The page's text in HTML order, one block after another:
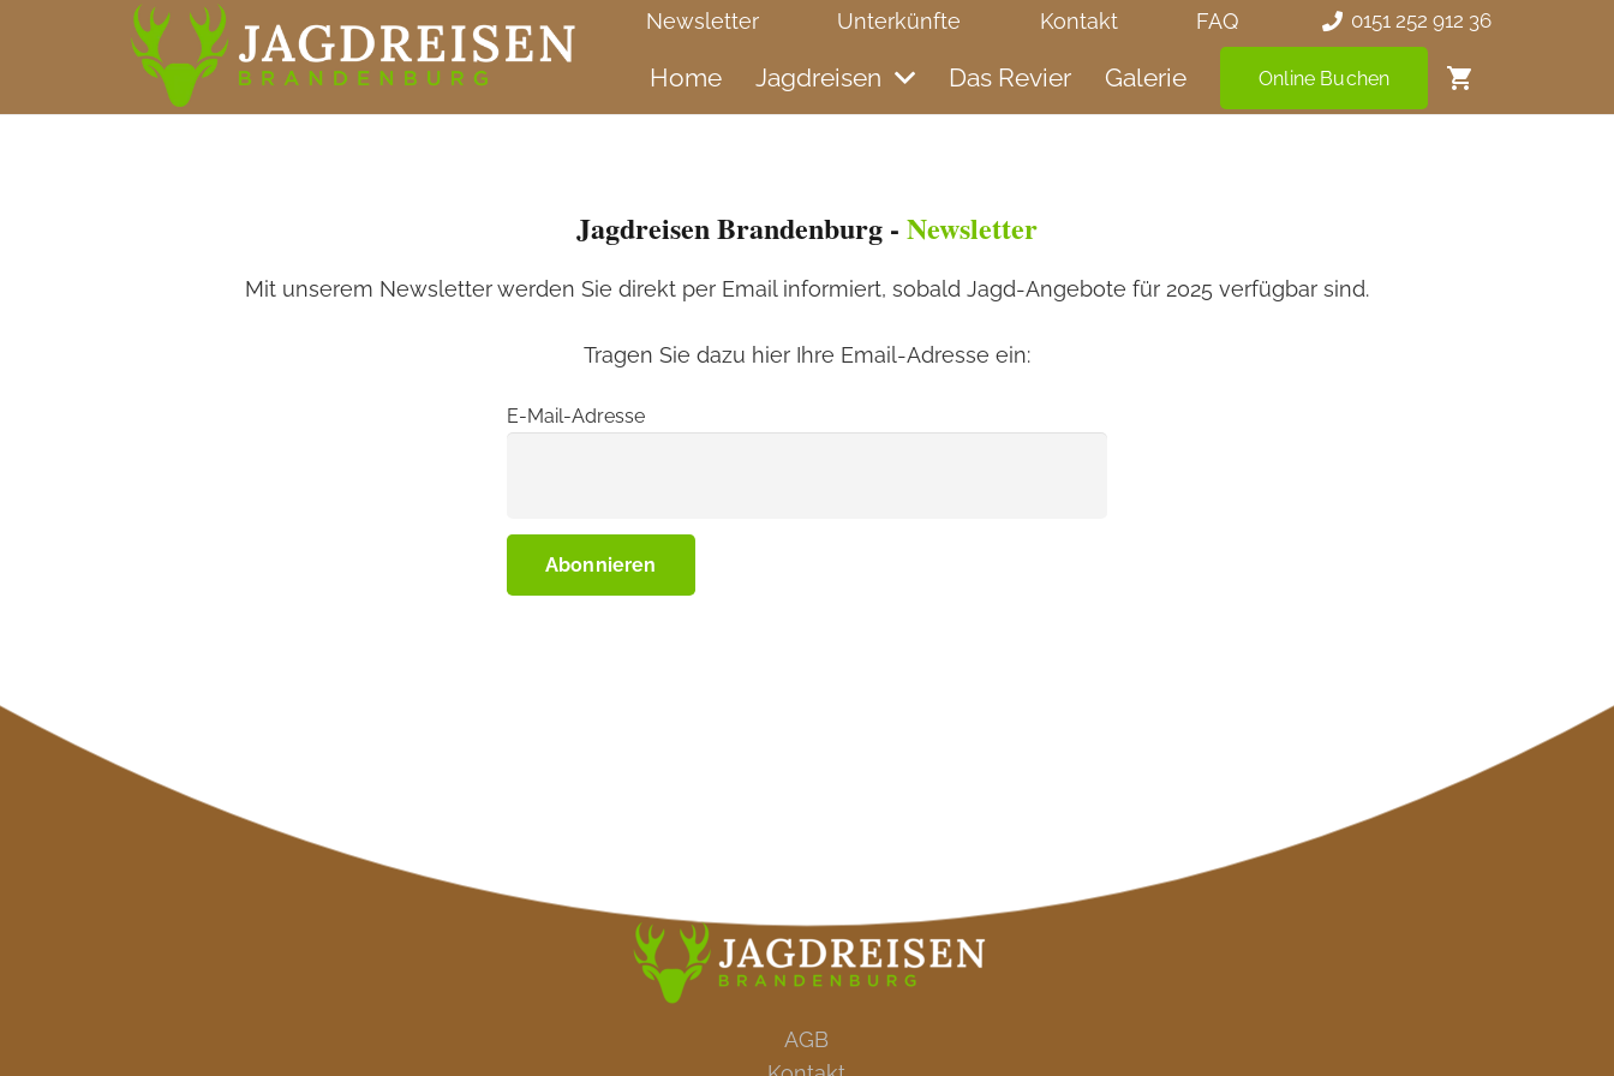
Newsletter Unterkünfte Kontakt FAQ 0151 252 912 36
Home Jagdreisen Das Revier Galerie Online Buchen shopping_cart
Jagdreisen Brandenburg - Newsletter
Mit unserem Newsletter werden Sie direkt per Email informiert, sobald Jagd-Angebote für 2025 verfügbar sind.
Tragen Sie dazu hier Ihre Email-Adresse ein:
E-Mail-Adresse
AGB